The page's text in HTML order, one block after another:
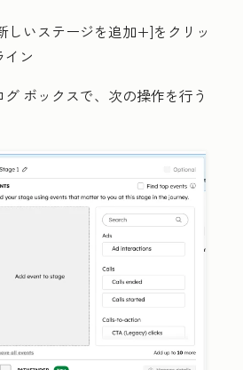
しいステージを追加+]をクリッ
イン
ボックスで、次の操作を行う